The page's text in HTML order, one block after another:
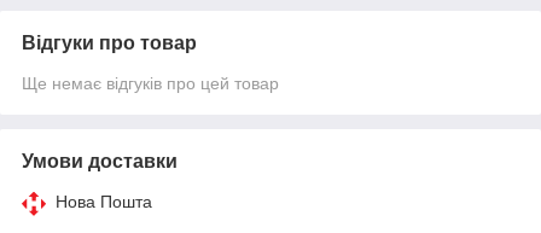
Відгуки про товар
Ще немає відгуків про цей товар
Умови доставки
Нова Пошта